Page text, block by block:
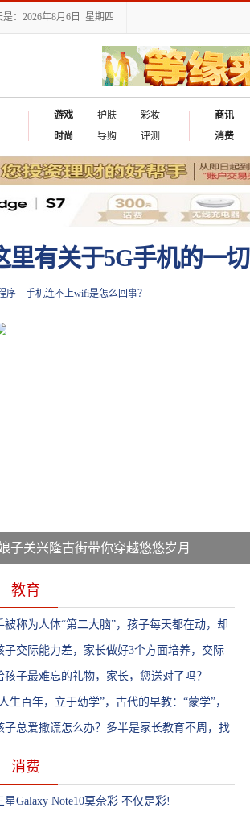
是：2026年8月6日 星期四
游戏 护肤
彩妆
时尚
导购 评测
商讯
消费
有关于5G手机的一切
序 手机连不上wifi是怎么回事？
子关兴隆古街带你穿越悠悠岁月
教育
被称为人体“第二大脑”，孩子每天都在动，却
少进行系统训练
子交际能力差，家长做好3个方面培养，交际
超同龄人
孩子最难忘的礼物，家长，您送对了吗？
生百年，立于幼学”，古代的早教：“蒙学”，
育从娃娃抓起
子总爱撒谎怎么办？多半是家长教育不周，找
消费
星Galaxy Note10莫奈彩 不仅是彩!